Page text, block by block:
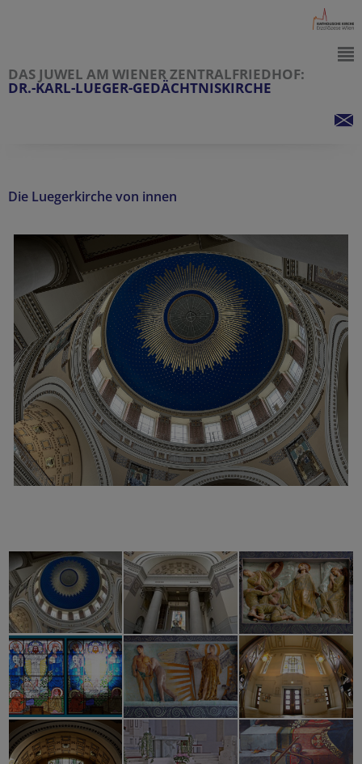
DAS JUWEL AM WIENER ZENTRALFRIEDHOF:
DR.-KARL-LUEGER-GEDÄCHTNISKIRCHE
Die Luegerkirche von innen